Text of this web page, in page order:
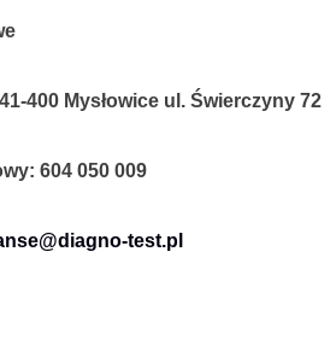
400 Mysłowice ul. Świerczyny 72
604 050 009
test.pl